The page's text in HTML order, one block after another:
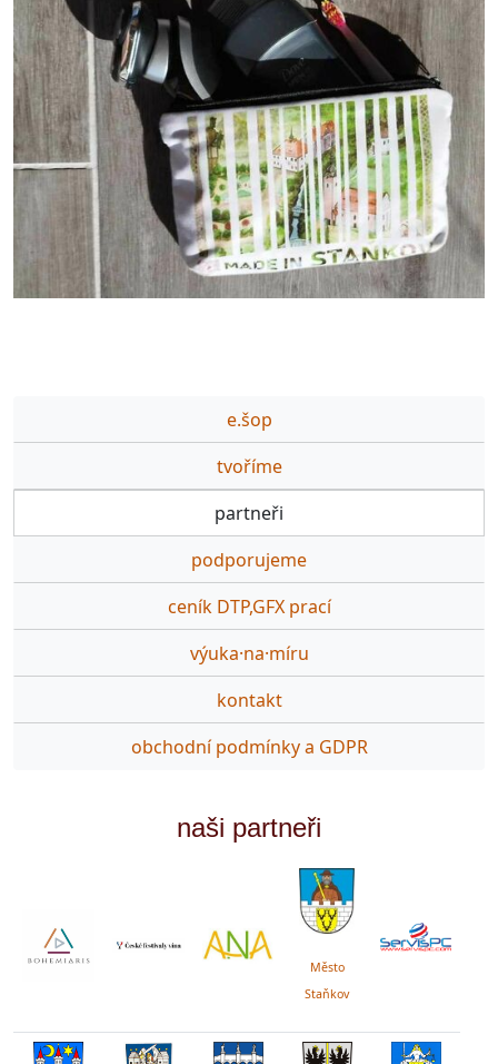
e.šop
tvoříme
partneři
podporujeme
ceník DTP,GFX prací
výuka·na·míru
kontakt
obchodní podmínky a GDPR
naši partneři
Město
Staňkov